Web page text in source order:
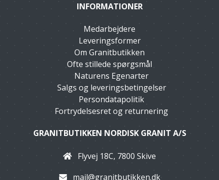
INFORMATIONER
Medarbejdere
Leveringsformer
Om Granitbutikken
Ofte stillede spørgsmål
Naturens Egenarter
Salgs og leveringsbetingelser
Persondatapolitik
Fortrydelsesret og returnering
GRANITBUTIKKEN NORDISK GRANIT A/S
Flyvej 18C, 7800 Skive
mail@granitbutikken.dk